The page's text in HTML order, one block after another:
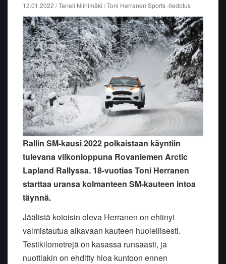
12.01.2022 / Taneli Niinimäki / Toni Herranen Sports -tiedotus
Rallin SM-kausi 2022 polkaistaan käyntiin
tulevana viikonloppuna Rovaniemen Arctic
Lapland Rallyssa. 18-vuotias Toni Herranen
starttaa uransa kolmanteen SM-kauteen intoa
täynnä.
Jäälistä kotoisin oleva Herranen on ehtinyt
valmistautua alkavaan kauteen huolellisesti.
Testikilometrejä on kasassa runsaasti, ja
nuottiakin on ehditty hioa kuntoon ennen